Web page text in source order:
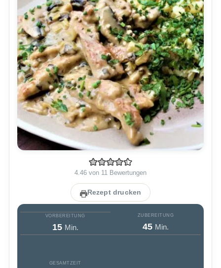
4.46 von 11 Bewertungen
Rezept drucken
VORBEREITUNG
15Minuten
Min.
ZUBEREITUNG
45Minuten
Min.
GESAMTZEIT